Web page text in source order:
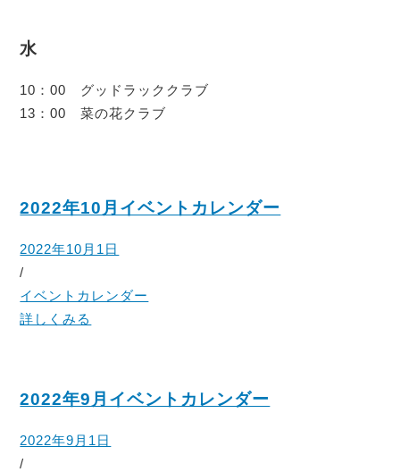
水
10：00 グッドラッククラブ
13：00 菜の花クラブ
2022年10月イベントカレンダー
2022年10月1日
/
イベントカレンダー
詳しくみる
2022年9月イベントカレンダー
2022年9月1日
/